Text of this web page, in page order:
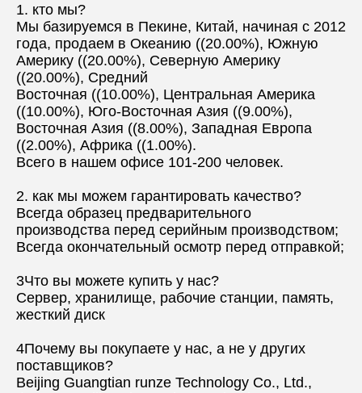
1. кто мы?
Мы базируемся в Пекине, Китай, начиная с 2012
года, продаем в Океанию ((20.00%), Южную
Америку ((20.00%), Северную Америку
((20.00%), Средний
Восточная ((10.00%), Центральная Америка
((10.00%), Юго-Восточная Азия ((9.00%),
Восточная Азия ((8.00%), Западная Европа
((2.00%), Африка ((1.00%).
Всего в нашем офисе 101-200 человек.
2. как мы можем гарантировать качество?
Всегда образец предварительного
производства перед серийным производством;
Всегда окончательный осмотр перед отправкой;
3Что вы можете купить у нас?
Сервер, хранилище, рабочие станции, память,
жесткий диск
4Почему вы покупаете у нас, а не у других
поставщиков?
Beijing Guangtian runze Technology Co., Ltd.,